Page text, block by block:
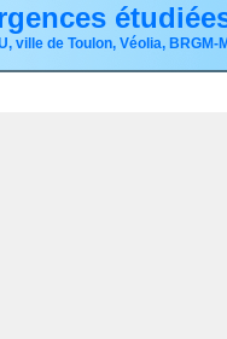
de Toulon, Véolia, BRGM-